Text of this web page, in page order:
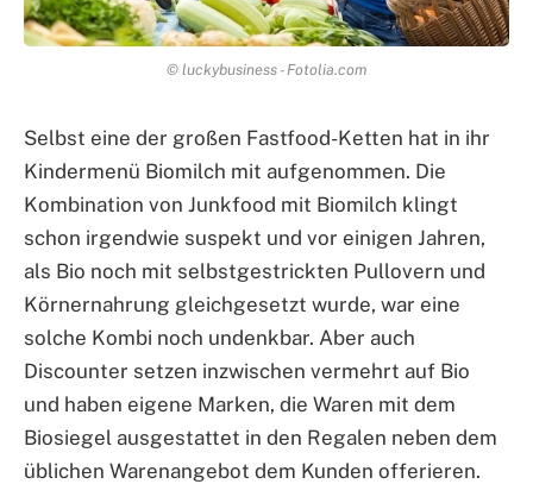
© luckybusiness - Fotolia.com
Selbst eine der großen Fastfood-Ketten hat in ihr
Kindermenü Biomilch mit aufgenommen. Die
Kombination von Junkfood mit Biomilch klingt
schon irgendwie suspekt und vor einigen Jahren,
als Bio noch mit selbstgestrickten Pullovern und
Körnernahrung gleichgesetzt wurde, war eine
solche Kombi noch undenkbar. Aber auch
Discounter setzen inzwischen vermehrt auf Bio
und haben eigene Marken, die Waren mit dem
Biosiegel ausgestattet in den Regalen neben dem
üblichen Warenangebot dem Kunden offerieren.